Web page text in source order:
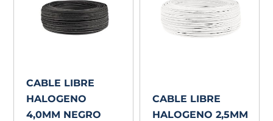
CABLE LIBRE
HALOGENO
4,0MM NEGRO
CABLE LIBRE
HALOGENO 2,5MM